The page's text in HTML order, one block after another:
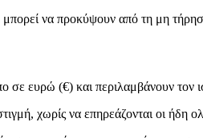
μπορεί να προκύψουν από τη μη
σε ευρώ (€) και περιλαμβάνουν τον
χωρίς να επηρεάζονται οι ήδη